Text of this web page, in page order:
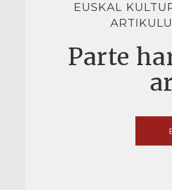
EUSKAL
Parte